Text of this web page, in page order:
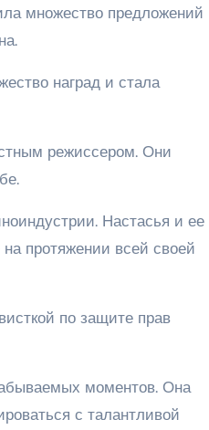
множество предложений
наград и стала
режиссером. Они
Настасья и ее
протяжении всей своей
по защите прав
моментов. Она
с талантливой